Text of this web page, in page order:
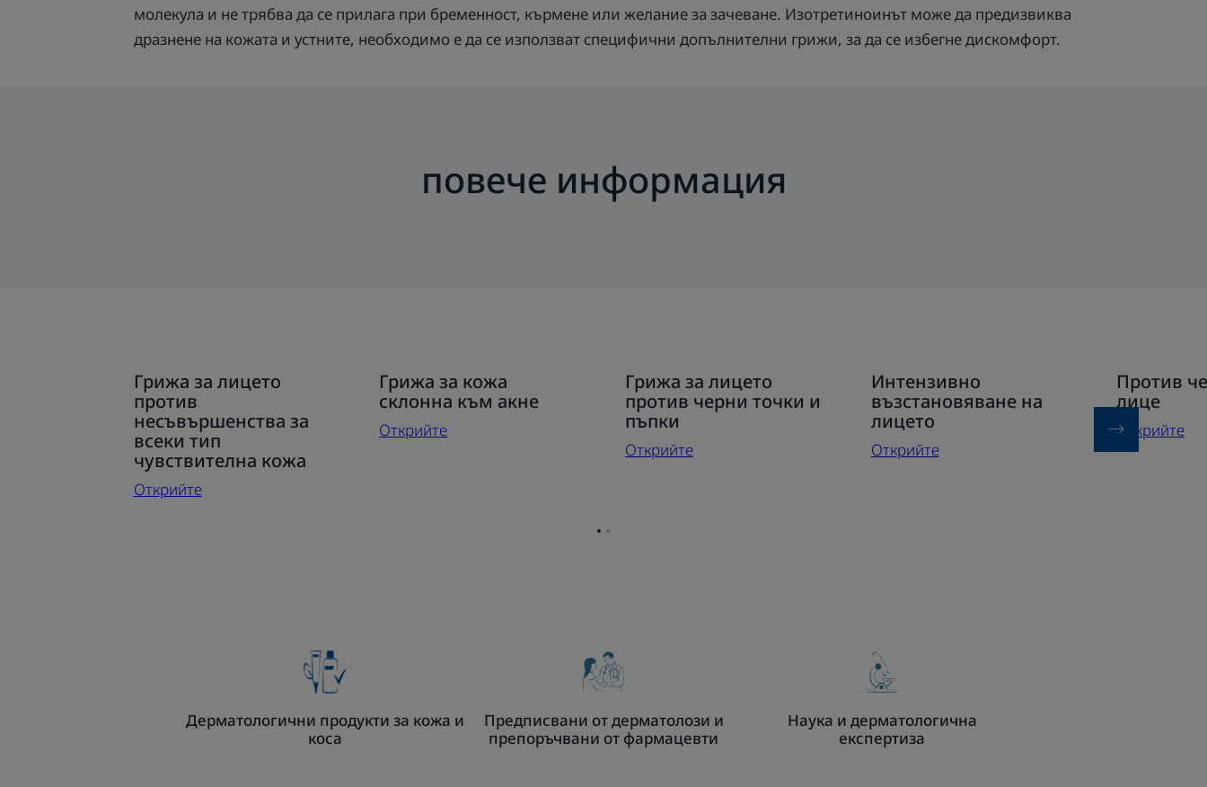
молекула и не трябва да се прилага при бременност, кърмене или желание за зачеване. Изотретиноинът може да предизвиква
дразнене на кожата и устните, необходимо е да се използват специфични допълнителни грижи, за да се избегне дискомфорт.
повече информация
Грижа
за
лицето
против
несъвършенства
за
Грижа за лицето
против
несъвършенства за
всеки тип
чувствителна кожа
Открийте
Грижа
за
кожа
Грижа за кожа
склонна към акне
Открийте
Грижа
за
против
Грижа за лицето
против черни точки и
пъпки
Открийте
Интензивно
възстановяване
лицето
Интензивно
възстановяване на
лицето
Открийте
Против
черни
точки
лице
Против
лице
Открийте
Отидете
Отидете
Дерматологични продукти за кожа и
коса
Предписвани от дерматолози и
препоръчвани от фармацевти
Наука и дерматологична
експертиза